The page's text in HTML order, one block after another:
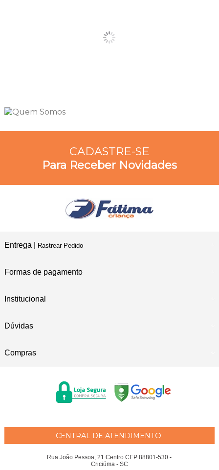
CADASTRE-SE
Para Receber Novidades
Entrega | Rastrear Pedido
Formas de pagamento
Institucional
Dúvidas
Compras
CENTRAL DE ATENDIMENTO
Rua João Pessoa, 21 Centro CEP 88801-530 -
Criciúma - SC